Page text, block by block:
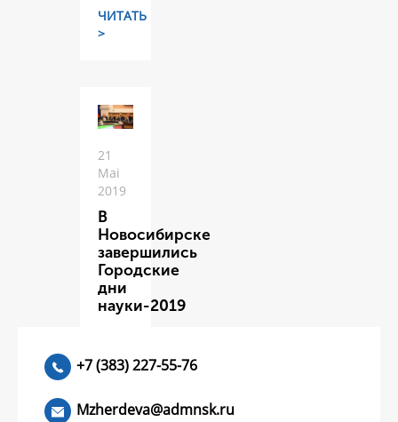
ЧИТАТЬ
>
21
Mai
2019
В
Новосибирске
завершились
Городские
дни
науки-2019
+7 (383) 227-55-76
Mzherdeva@admnsk.ru